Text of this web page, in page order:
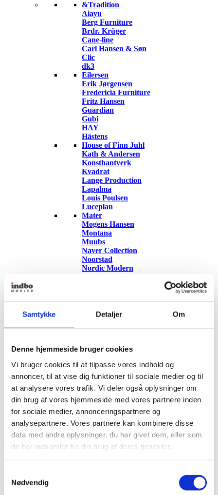
Samtykke Detaljer Om
Denne hjemmeside bruger cookies
Vi bruger cookies til at tilpasse vores indhold og
annoncer, til at vise dig funktioner til sociale medier og til
at analysere vores trafik. Vi deler også oplysninger om
din brug af vores hjemmeside med vores partnere inden
for sociale medier, annonceringspartnere og
analysepartnere. Vores partnere kan kombinere disse
data med andre oplysninger, du har givet dem, eller som
de har indsamlet fra din brug af deres tjenester.
Nødvendig
&Tradition
Aiayu
Berg Furniture
Brdr. Krüger
Cane-line
Carl Hansen & Søn
Clic
dk3
Eilersen
Erik Jørgensen
Fredericia Furniture
Fritz Hansen
Guardian
Gubi
HAY
Hästens
House of Finn Juhl
Kath & Andersen
Konsthantverk
Kvadrat
Lange Production
Lapalma
Louis Poulsen
Luceplan
Mater
Mogens Hansen
Montana
Muubs
Naver Collection
Noorstad
Nordic Modern
One Collection
Selected by Secher
Swedese
Uyuni Lighting
Vitra
Wallace Sewell
Woodnotes
Kontakt
Om Indbo Møbler
Kundeklub
Fragtfri levering ved køb over 499,-
Spar 20% på første køb
4.000 m² møbelinspiration
Products search
Menu